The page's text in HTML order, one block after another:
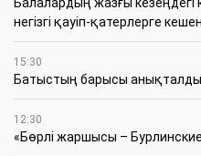
Балалардың жазғы кезеңдегі
негізгі қауіп-қатерлерге
15:30
Батыстың барысы анықталды
12:30
«Бөрлі жаршысы –